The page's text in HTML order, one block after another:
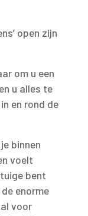
open zijn
om u een
u alles te
en rond de
binnen
voelt
bent
enorme
voor